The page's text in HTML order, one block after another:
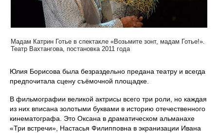
Мадам Катрин Готье в спектакле «Возьмите зонт, мадам Готье!».
Театр Вахтангова, постановка 2011 года
Юлия Борисова была безраздельно предана театру и всегда
предпочитала сцену съёмочной площадке.
В фильмографии великой актрисы всего три роли, но каждая
из них вписана золотыми буквами в историю отечественного
кинематографа. Это Оксана в драматическом альманахе
«Три встречи», Настасья Филипповна в экранизации Ивана